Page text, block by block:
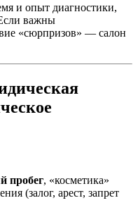
и опыт диагностики,
важны
«сюрпризов» — салон
пробег, «косметика»
(залог, арест, запрет